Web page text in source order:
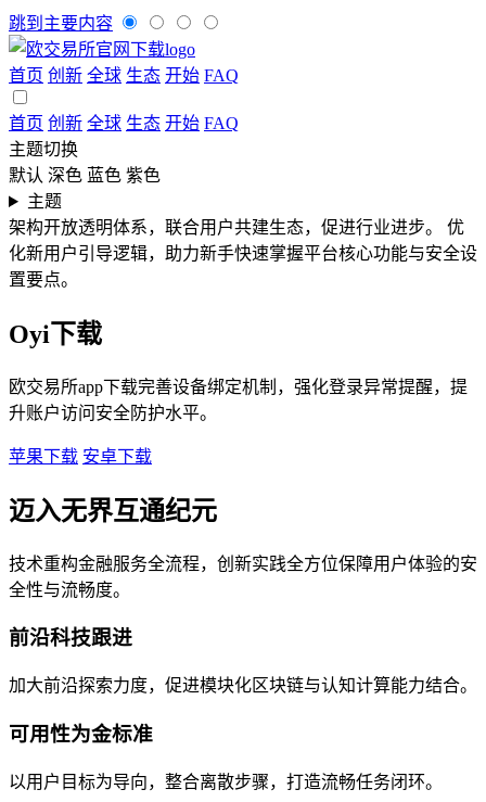
跳到主要内容
首页 创新 全球 生态 开始 FAQ
首页 创新 全球 生态 开始 FAQ
主题切换
默认 深色 蓝色 紫色
主题
架构开放透明体系，联合用户共建生态，促进行业进步。
优
化新用户引导逻辑，助力新手快速掌握平台核心功能与安全设
置要点。
Oyi下载
欧交易所app下载完善设备绑定机制，强化登录异常提醒，提
升账户访问安全防护水平。
苹果下载 安卓下载
迈入无界互通纪元
技术重构金融服务全流程，创新实践全方位保障用户体验的安
全性与流畅度。
前沿科技跟进
加大前沿探索力度，促进模块化区块链与认知计算能力结合。
可用性为金标准
以用户目标为导向，整合离散步骤，打造流畅任务闭环。